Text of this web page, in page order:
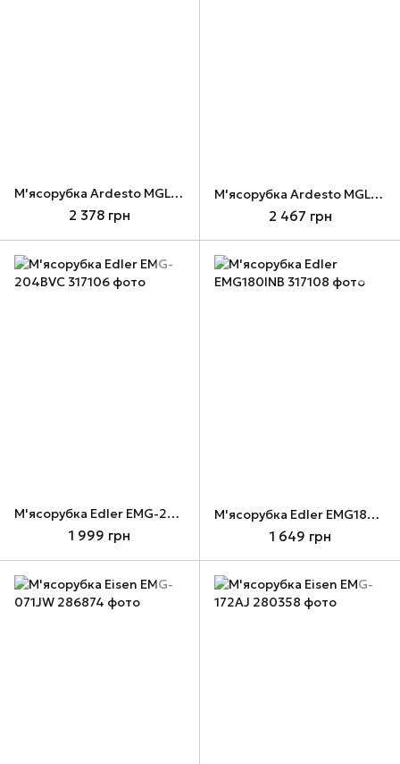
М'ясорубка Ardesto MGL-2050R
2 378 грн
М'ясорубка Ardesto MGL-2250R
2 467 грн
М'ясорубка Edler EMG-204BVC
1 999 грн
М'ясорубка Edler EMG180INB
1 649 грн